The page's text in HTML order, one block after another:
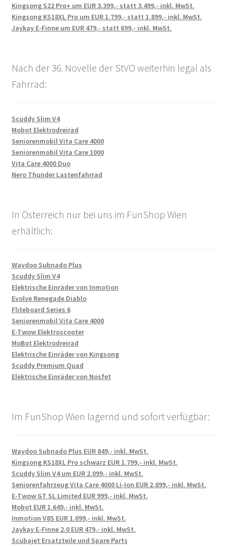
Kingsong S22 Pro+ um EUR 3.399,- statt 3.499,- inkl. MwSt.
Kingsong KS18XL Pro um EUR 1.799,- statt 1.899,- inkl. MwSt.
Jaykay E-Finne um EUR 479,- statt 699,- inkl. MwSt.
Nach der 36. Novelle der StVO weiterhin legal als
Fahrrad:
Scuddy Slim V4
Mobot Elektrodreirad
Seniorenmobil Vita Care 4000
Seniorenmobil Vita Care 1000
Vita Care 4000 Duo
Nero Thunder Lastenfahrrad
In Österreich nur bei uns im FunShop Wien
erhältlich:
Waydoo Subnado Plus
Scuddy Slim V4
Elektrische Einräder von Inmotion
Evolve Renegade Diablo
Fliteboard Series 6
Seniorenmobil Vita Care 4000
E-Twow Elektroscooter
MoBot Elektrodreirad
Elektrische Einräder von Kingsong
Scuddy Premium Quad
Elektrische Einräder von Nosfet
Im FunShop Wien lagernd und sofort verfügbar:
Waydoo Subnado Plus EUR 849,- inkl. MwSt.
Kingsong KS18XL Pro schwarz EUR 1.799,- inkl. MwSt.
Scuddy Slim V4 um EUR 2.099,- inkl. MwSt.
Seniorenfahrzeug Vita Care 4000 Li-Ion EUR 2.899,- inkl. MwSt.
E-Twow GT SL Limited EUR 999,- inkl. MwSt.
Mobot EUR 1.649,- inkl. MwSt.
Inmotion V8S EUR 1.099,- inkl. MwSt.
Jaykay E-Finne 2.0 EUR 479,- inkl. MwSt.
Scubajet Ersatzteile und Spare Parts